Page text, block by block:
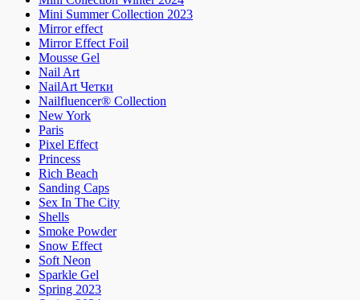
Mini Summer Collection 2023
Mirror effect
Mirror Effect Foil
Mousse Gel
Nail Art
NailArt Четки
Nailfluencer® Collection
New York
Paris
Pixel Effect
Princess
Rich Beach
Sanding Caps
Sex In The City
Shells
Smoke Powder
Snow Effect
Soft Neon
Sparkle Gel
Spring 2023